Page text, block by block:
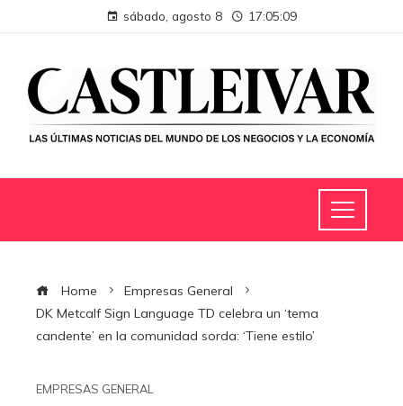
sábado, agosto 8 17:05:10
Home
Empresas General
DK Metcalf Sign Language TD celebra un ‘tema
candente’ en la comunidad sorda: ‘Tiene estilo’
EMPRESAS GENERAL